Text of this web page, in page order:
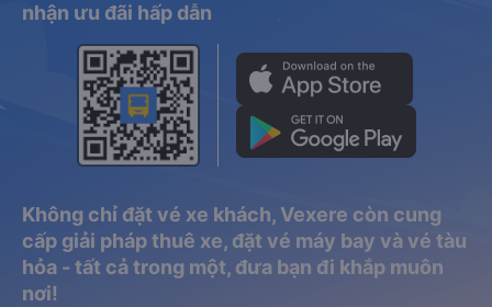
nhận ưu đãi hấp dẫn
Không chỉ đặt vé xe khách, Vexere còn cung
cấp giải pháp thuê xe, đặt vé máy bay và vé tàu
hỏa - tất cả trong một, đưa bạn đi khắp muôn
nơi!